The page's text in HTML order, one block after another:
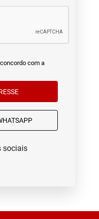
com a
sociais